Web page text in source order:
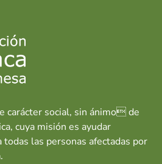
carácter social, sin ánimo de
cuya misión es ayudar
las personas afectadas por